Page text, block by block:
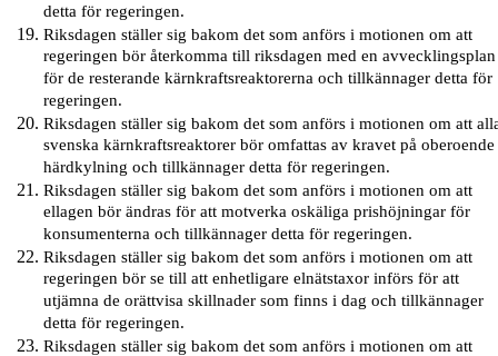
detta för regeringen.
Riksdagen ställer sig bakom det som anförs i motionen om att
regeringen bör återkomma till riksdagen med en avvecklingsplan
för de resterande kärnkraftsreaktorerna och tillkännager detta för
regeringen.
Riksdagen ställer sig bakom det som anförs i motionen om att
svenska kärnkraftsreaktorer bör omfattas av kravet på oberoende
härdkylning och tillkännager detta för regeringen.
Riksdagen ställer sig bakom det som anförs i motionen om att
ellagen bör ändras för att motverka oskäliga prishöjningar för
konsumenterna och tillkännager detta för regeringen.
Riksdagen ställer sig bakom det som anförs i motionen om att
regeringen bör se till att enhetligare elnätstaxor införs för att
utjämna de orättvisa skillnader som finns i dag och tillkännager
detta för regeringen.
Riksdagen ställer sig bakom det som anförs i motionen om att